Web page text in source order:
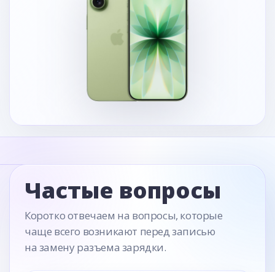
Частые вопросы
Коротко отвечаем на вопросы, которые
чаще всего возникают перед записью
на замену разъема зарядки.